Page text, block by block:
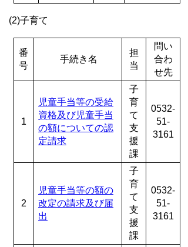
(2)子育て
番
号
手続き名
担
当
問い
合わ
せ先
1
児童手当等の受給
資格及び児童手当
の額についての認
定請求
子
育
て
支
援
課
0532-
51-
3161
2
児童手当等の額の
改定の請求及び届
出
子
育
て
支
援
課
0532-
51-
3161